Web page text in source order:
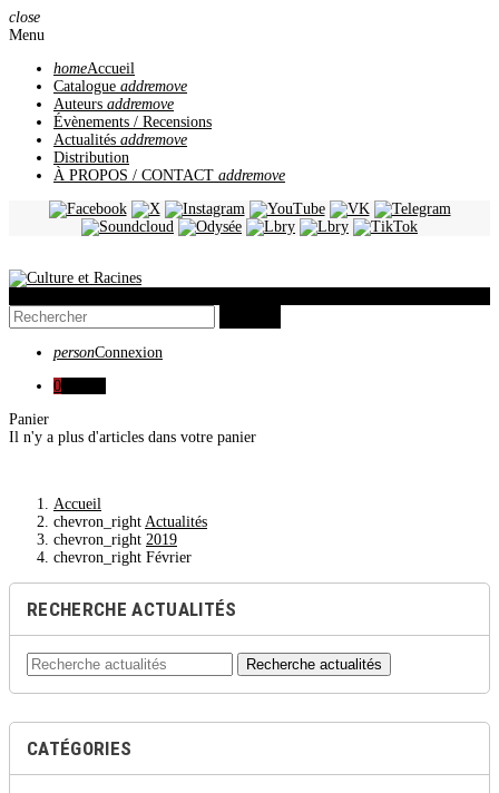
close
Menu
homeAccueil
Catalogue addremove
Auteurs addremove
Évènements / Recensions
Actualités addremove
Distribution
À PROPOS / CONTACT addremove
personConnexion
0
Panier
Il n'y a plus d'articles dans votre panier
Accueil
chevron_right Actualités
chevron_right 2019
chevron_right Février
RECHERCHE ACTUALITÉS
Recherche actualités
CATÉGORIES